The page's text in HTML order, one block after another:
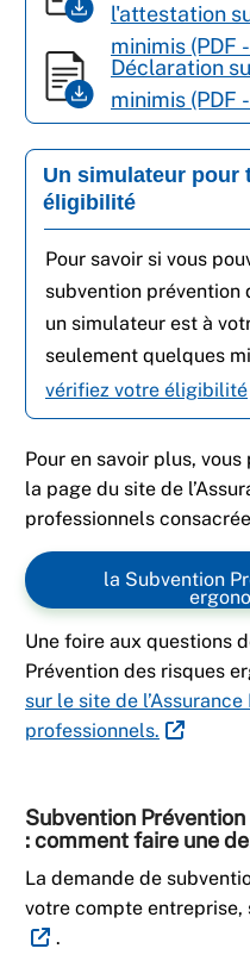
l'attestation
minimis (PDF
Déclaration
minimis (PDF
Un simulateur pour
éligibilité
Pour savoir si vous
subvention prévention
un simulateur est à
seulement quelques
vérifiez votre éligibilité
Pour en savoir plus,
la page du site de
professionnels
la Subvention
Une foire aux questions
Prévention des risques
sur le site de
professionnels.
Subvention
: comment faire une
La demande de
votre compte entreprise,
.